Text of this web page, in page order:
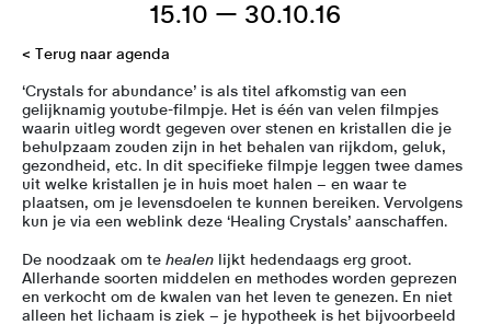
15.10 — 30.10.16
< Terug naar agenda
‘Crystals for abundance’ is als titel afkomstig van een
gelijknamig youtube-filmpje. Het is één van velen filmpjes
waarin uitleg wordt gegeven over stenen en kristallen die je
behulpzaam zouden zijn in het behalen van rijkdom, geluk,
gezondheid, etc. In dit specifieke filmpje leggen twee dames
uit welke kristallen je in huis moet halen – en waar te
plaatsen, om je levensdoelen te kunnen bereiken. Vervolgens
kun je via een weblink deze ‘Healing Crystals’ aanschaffen.
De noodzaak om te healen lijkt hedendaags erg groot.
Allerhande soorten middelen en methodes worden geprezen
en verkocht om de kwalen van het leven te genezen. En niet
alleen het lichaam is ziek – je hypotheek is het bijvoorbeeld